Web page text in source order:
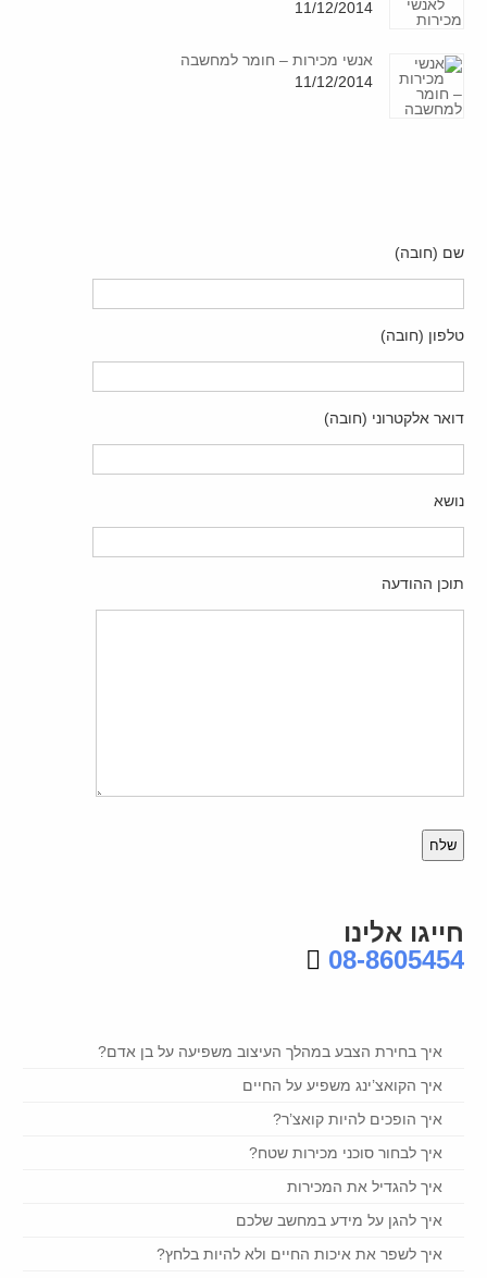
11/12/2014
אנשי מכירות – חומר למחשבה
11/12/2014
שם (חובה)
טלפון (חובה)
דואר אלקטרוני (חובה)
נושא
תוכן ההודעה
leave
חייגו אלינו
08-8605454
איך בחירת הצבע במהלך העיצוב משפיעה על בן אדם?
איך הקואצ’ינג משפיע על החיים
איך הופכים להיות קואצ’ר?
איך לבחור סוכני מכירות שטח?
איך להגדיל את המכירות
איך להגן על מידע במחשב שלכם
איך לשפר את איכות החיים ולא להיות בלחץ?